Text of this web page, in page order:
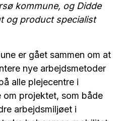
kommune, og Didde
og product specialist
er gået sammen om at
nye arbejdsmetoder
alle plejecentre i
om projektet, som både
arbejdsmiljøet i